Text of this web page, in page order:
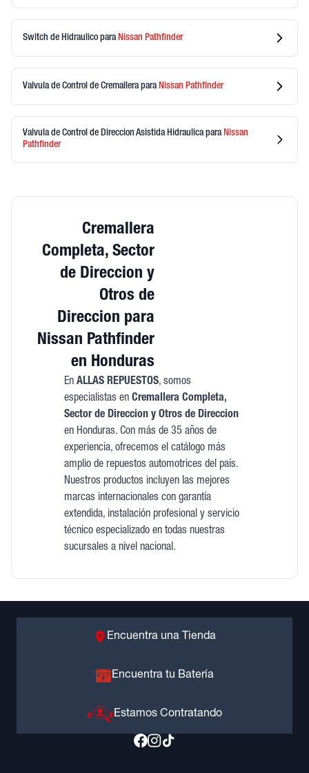
Switch de Hidraulico para Nissan Pathfinder
Valvula de Control de Cremallerapara Nissan Pathfinder
Valvula de Control de Direccion Asistida Hidraulica paraNissan
Pathfinder
Cremallera
Completa, Sector
de Direccion y
Otros de
Direccion para
Nissan Pathfinder
en Honduras
En ALLAS REPUESTOS, somos
especialistas en Cremallera Completa,
Sector de Direccion y Otros de Direccion
en Honduras. Con más de 35 años de
experiencia, ofrecemos el catálogo más
amplio de repuestos automotrices del país.
Nuestros productos incluyen las mejores
marcas internacionales con garantía
extendida, instalación profesional y servicio
técnico especializado en todas nuestras
sucursales a nivel nacional.
Encuentra una Tienda
Encuentra tu Batería
Estamos Contratando